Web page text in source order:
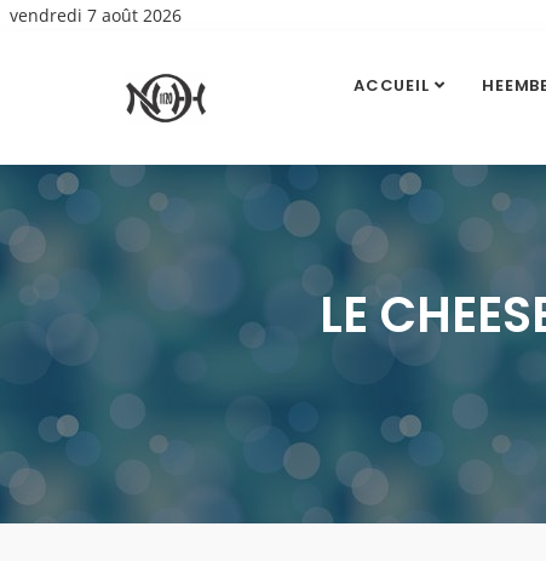
vendredi 7 août 2026
ACCUEIL
LE